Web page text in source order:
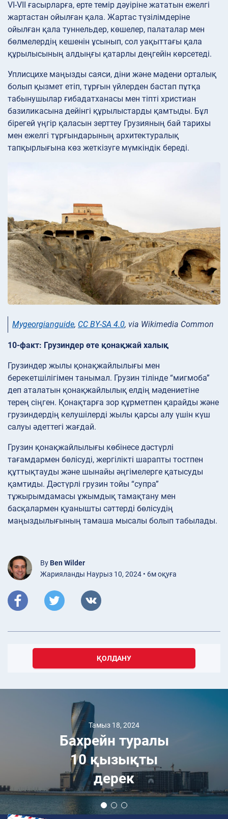
VI-VII ғасырларға, ерте темір дәуіріне жататын ежелгі
жартастан ойылған қала. Жартас түзілімдеріне
ойылған қала туннельдер, көшелер, палаталар мен
бөлмелердің кешенін ұсынып, сол уақыттағы қала
құрылысының алдыңғы қатарлы деңгейін көрсетеді.
Уплисцихе маңызды саяси, діни және мәдени орталық
болып қызмет етіп, тұрғын үйлерден бастап пұтқа
табынушылар ғибадатханасы мен тіпті христиан
базиликасына дейінгі құрылыстарды қамтыды. Бұл
бірегей үңгір қаласын зерттеу Грузияның бай тарихы
мен ежелгі тұрғындарының архитектуралық
тапқырлығына көз жеткізуге мүмкіндік береді.
Mygeorgianguide, CC BY-SA 4.0, via Wikimedia Common
10-факт: Грузиндер өте қонақжай халық
Грузиндер жылы қонақжайлылығы мен
берекетшілігімен танымал. Грузин тілінде “мигмоба”
деп аталатын қонақжайлылық елдің мәдениетіне
терең сіңген. Қонақтарға зор құрметпен қарайды және
грузиндердің келушілерді жылы қарсы алу үшін күш
салуы әдеттегі жағдай.
Грузин қонақжайлылығы көбінесе дәстүрлі
тағамдармен бөлісуді, жергілікті шарапты тостпен
құттықтауды және шынайы әңгімелерге қатысуды
қамтиды. Дәстүрлі грузин тойы “супра”
тұжырымдамасы ұжымдық тамақтану мен
басқалармен қуанышты сәттерді бөлісудің
маңыздылығының тамаша мысалы болып табылады.
By Ben Wilder
Жарияланды Наурыз 10, 2024 • 6м оқуға
ҚОЛДАНУ
Тамыз 18, 2024
Бахрейн туралы
10 қызықты
дерек